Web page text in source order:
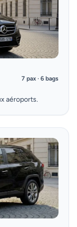
7 pax · 6 bags
aéroports.